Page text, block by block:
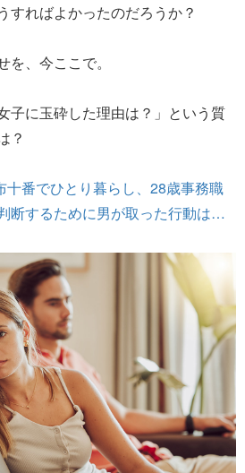
ればよかったのだろうか？
、今ここで。
子に玉砕した理由は？」という質
？
十番でひとり暮らし、28歳事務職
断するために男が取った行動は…